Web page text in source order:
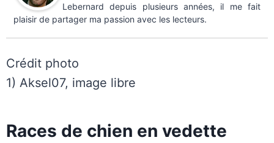
Lebernard depuis plusieurs années, il me fait
plaisir de partager ma passion avec les lecteurs.
Crédit photo
1) Aksel07, image libre
Races de chien en vedette